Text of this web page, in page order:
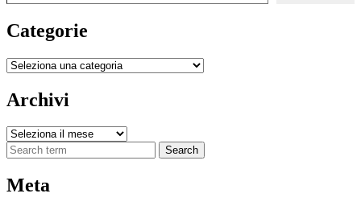
Categorie
Categorie
Archivi
Archivi
Search
Meta